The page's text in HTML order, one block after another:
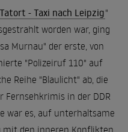
Tatort - Taxi nach Leipzig"
worden war, ging
Murnau" der erste, von
"Polizeiruf 110" auf
Reihe "Blaulicht" ab, die
Fernsehkrimis in der DDR
war es, auf unterhaltsame
mit den inneren Konflikten